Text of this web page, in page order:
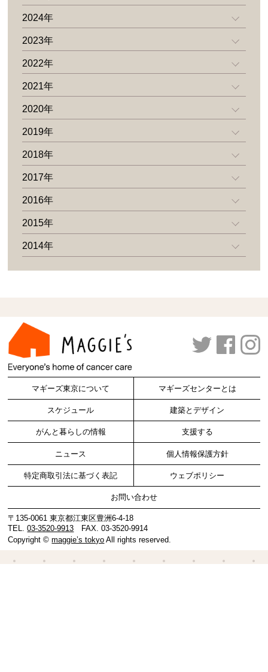
2024年
2023年
2022年
2021年
2020年
2019年
2018年
2017年
2016年
2015年
2014年
マギーズ東京について マギーズセンターとは
スケジュール 建築とデザイン
がんと暮らしの情報 支援する
ニュース 個人情報保護方針
特定商取引法に基づく表記 ウェブポリシー
お問い合わせ
〒135-0061 東京都江東区豊洲6-4-18
TEL.03-3520-9913 FAX. 03-3520-9914
Copyright ©maggie’s tokyo All rights reserved.